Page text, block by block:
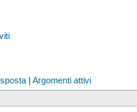
| Argomenti attivi